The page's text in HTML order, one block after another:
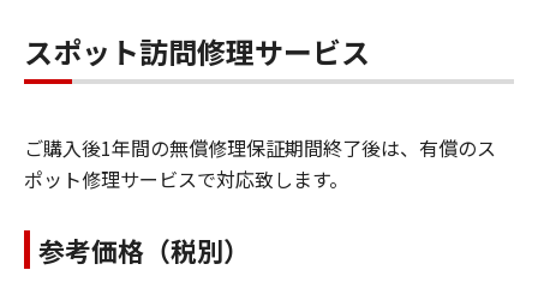
スポット訪問修理サービス
ご購入後1年間の無償修理保証期間終了後は、有償のス
ポット修理サービスで対応致します。
参考価格（税別）